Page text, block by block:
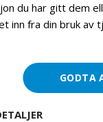
du har gitt dem
inn fra din bruk av
GODTA